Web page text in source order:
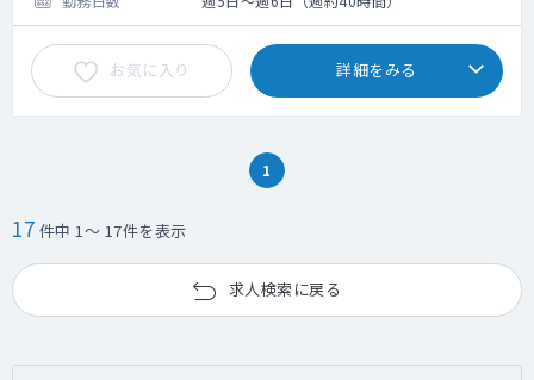
クルを通じて良好な関係構築・維持する。
を活用する。
・当該活動全般における記録及び予算管理を
support for IIS and data building
・データギャップやアンメットニーズを埋め
としてサポートする。
4 顧客からの要望に応じた承認/未承認/適応
・EE その他医療関係者からの科学的質問や要
お気に入り 詳細をみる
1
17 件中 1～ 17件を表示
求人検索に戻る